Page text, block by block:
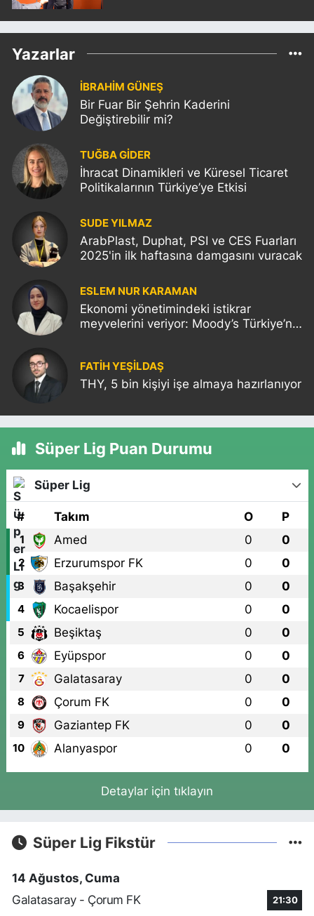
Yazarlar
İBRAHİM GÜNEŞ
Bir Fuar Bir Şehrin Kaderini
Değiştirebilir mi?
TUĞBA GİDER
İhracat Dinamikleri ve Küresel Ticaret
Politikalarının Türkiye’ye Etkisi
SUDE YILMAZ
ArabPlast, Duphat, PSI ve CES Fuarları
2025'in ilk haftasına damgasını vuracak
ESLEM NUR KARAMAN
Ekonomi yönetimindeki istikrar
meyvelerini veriyor: Moody’s Türkiye’nin
FATIH YEŞİLDAŞ
THY, 5 bin kişiyi işe almaya hazırlanıyor
Süper Lig Puan Durumu
Süper Lig
# Takım O P
1 Amed 0 0
2 Erzurumspor FK 0 0
3 Başakşehir 0 0
4 Kocaelispor 0 0
5 Beşiktaş 0 0
6 Eyüpspor 0 0
7 Galatasaray 0 0
8 Çorum FK 0 0
9 Gaziantep FK 0 0
10 Alanyaspor 0 0
Detaylar için tıklayın
Süper Lig Fikstür
14 Ağustos, Cuma
Galatasaray - Çorum FK
21:30